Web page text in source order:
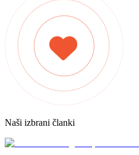
Naši izbrani članki